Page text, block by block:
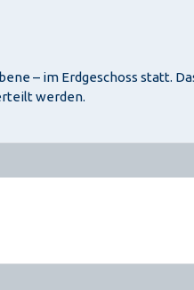
– im Erdgeschoss statt.
werden.